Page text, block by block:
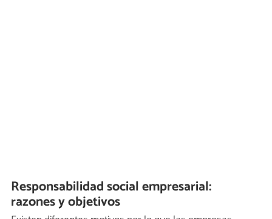
Responsabilidad social empresarial:
razones y objetivos